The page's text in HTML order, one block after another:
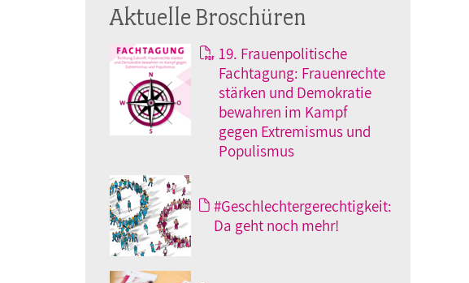
Aktuelle Broschüren
19. Frauenpolitische
Fachtagung: Frauenrechte
stärken und Demokratie
bewahren im Kampf
gegen Extremismus und
Populismus
#Geschlechtergerechtigkeit:
Da geht noch mehr!